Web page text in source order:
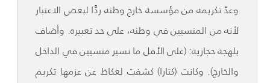
وعدّ تكريمه من مؤسسة خارج وطنه ردًّا لبعض الاعتبار
لأنه من المنسيين في وطنه، على حد تعبيره. وأضاف
بلهجة حجازية: (على الأقل ما نسير منسيين في الداخل
والخارج). وكانت (كتارا) كشفت لعكاظ عن عزمها تكريم